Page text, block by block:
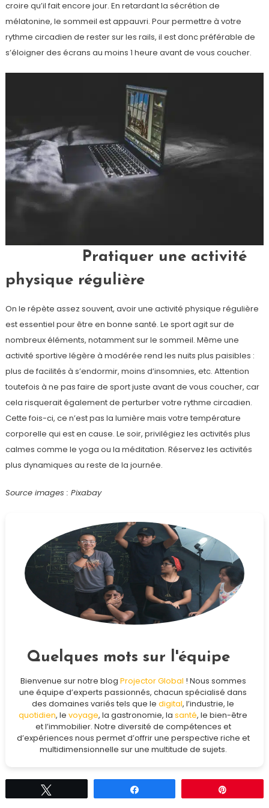
croire qu’il fait encore jour. En retardant la sécrétion de
mélatonine, le sommeil est appauvri. Pour permettre à votre
rythme circadien de rester sur les rails, il est donc préférable de
s’éloigner des écrans au moins 1 heure avant de vous coucher.
Pratiquer une activité
physique régulière
On le répète assez souvent, avoir une activité physique régulière
est essentiel pour être en bonne santé. Le sport agit sur de
nombreux éléments, notamment sur le sommeil. Même une
activité sportive légère à modérée rend les nuits plus paisibles :
plus de facilités à s’endormir, moins d’insomnies, etc. Attention
toutefois à ne pas faire de sport juste avant de vous coucher, car
cela risquerait également de perturber votre rythme circadien.
Cette fois-ci, ce n’est pas la lumière mais votre température
corporelle qui est en cause. Le soir, privilégiez les activités plus
calmes comme le yoga ou la méditation. Réservez les activités
plus dynamiques au reste de la journée.
Source images : Pixabay
Quelques mots sur l'équipe
Bienvenue sur notre blog Projector Global ! Nous sommes
une équipe d’experts passionnés, chacun spécialisé dans
des domaines variés tels que le digital, l’industrie, le
quotidien, le voyage, la gastronomie, la santé, le bien-être
et l’immobilier. Notre diversité de compétences et
d’expériences nous permet d’offrir une perspective riche et
multidimensionnelle sur une multitude de sujets.